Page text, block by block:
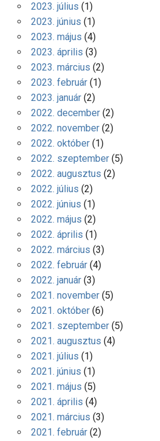
2023. július (1)
2023. június (1)
2023. május (4)
2023. április (3)
2023. március (2)
2023. február(1)
2023. január(2)
2022. december(2)
2022. november(2)
2022. október(1)
2022. szeptember(5)
2022. augusztus (2)
2022. július (2)
2022. június (1)
2022. május (2)
2022. április (1)
2022. március (3)
2022. február(4)
2022. január(3)
2021. november(5)
2021. október(6)
2021. szeptember(5)
2021. augusztus (4)
2021. július (1)
2021. június (1)
2021. május (5)
2021. április (4)
2021. március (3)
2021. február(2)